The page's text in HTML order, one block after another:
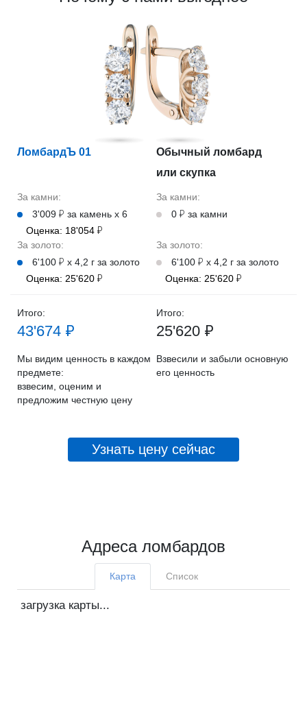
ЛомбардЪ 01
Обычный ломбард
или скупка
За камни:
3'009 ₽ за камень х 6
Оценка: 18'054 ₽
За золото:
6'100 ₽ х 4,2 г за золото
Оценка: 25'620 ₽
За камни:
0 ₽ за камни
За золото:
6'100 ₽ х 4,2 г за золото
Оценка: 25'620 ₽
Итого:
Мы видим ценность в каждом
предмете:
взвесим, оценим и
предложим честную цену
43'674 ₽
Итого:
Взвесили и забыли основную
его ценность
25'620 ₽
Узнать цену сейчас
Адреса ломбардов
Карта Список
загрузка карты...